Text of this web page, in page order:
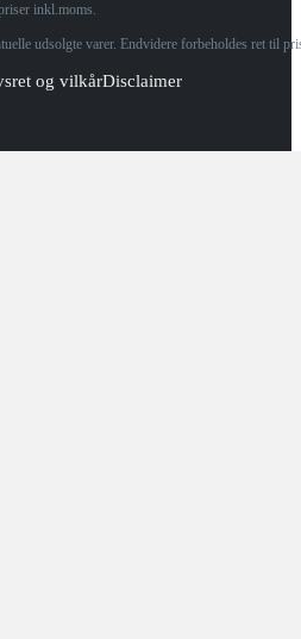
inkl.moms.
udsolgte varer. Endvidere forbeholdes ret til
og vilkårDisclaimer